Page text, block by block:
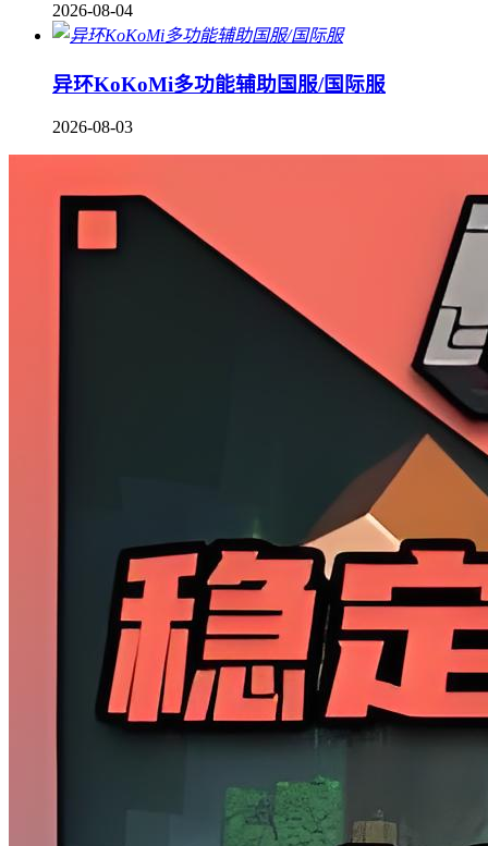
2026-08-04
异环KoKoMi多功能辅助国服/国际服
2026-08-03